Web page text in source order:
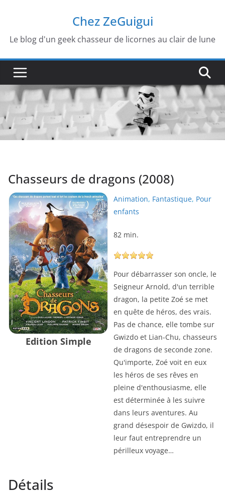
contenu
Chez ZeGuigui
Le blog d'un geek chasseur de licornes au clair de lune
Chasseurs de dragons (2008)
Edition Simple
Animation, Fantastique, Pour
enfants
82 min.
Pour débarrasser son oncle, le
Seigneur Arnold, d'un terrible
dragon, la petite Zoé se met
en quête de héros, des vrais.
Pas de chance, elle tombe sur
Gwizdo et Lian-Chu, chasseurs
de dragons de seconde zone.
Qu'importe, Zoé voit en eux
les héros de ses rêves en
pleine d'enthousiasme, elle
est déterminée à les suivre
dans leurs aventures. Au
grand désespoir de Gwizdo, il
leur faut entreprendre un
périlleux voyage…
Détails